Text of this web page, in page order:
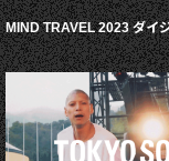
MIND TRAVEL 2023 ダイ